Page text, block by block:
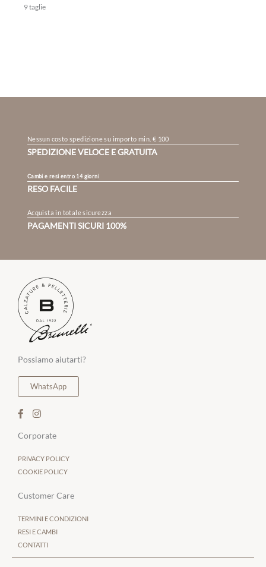
9 taglie
Nessun costo spedizione su importo min. € 100
SPEDIZIONE VELOCE E GRATUITA
Cambi e resi entro 14 giorni
RESO FACILE
Acquista in totale sicurezza
PAGAMENTI SICURI 100%
Possiamo aiutarti?
WhatsApp
Corporate
PRIVACY POLICY
COOKIE POLICY
Customer Care
TERMINI E CONDIZIONI
RESI E CAMBI
CONTATTI